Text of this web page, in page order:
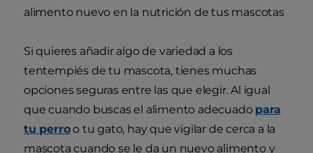
alimento nuevo en la nutrición de tus mascotas
Si quieres añadir algo de variedad a los
tentempiés de tu mascota, tienes muchas
opciones seguras entre las que elegir. Al igual
que cuando buscas el alimento adecuado para
tu perroo tu gato, hay que vigilar de cerca a la
mascota cuando se le da un nuevo alimento y